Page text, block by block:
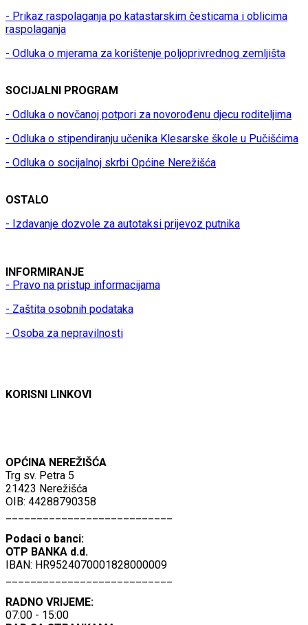
- Prikaz raspolaganja po katastarskim česticama i oblicima
raspolaganja
- Odluka o mjerama za korištenje poljoprivrednog zemljišta
SOCIJALNI PROGRAM
- Odluka o novčanoj potpori za novorođenu djecu roditeljima
- Odluka o stipendiranju učenika Klesarske škole u Pučišćima
- Odluka o socijalnoj skrbi Općine Nerežišća
OSTALO
- Izdavanje dozvole za autotaksi prijevoz putnika
INFORMIRANJE
- Pravo na pristup informacijama
- Zaštita osobnih podataka
- Osoba za nepravilnosti
KORISNI LINKOVI
OPĆINA NEREŽIŠĆA
Trg sv. Petra 5
21423 Nerežišća
OIB: 44288790358
Podaci o banci:
OTP BANKA d.d.
IBAN: HR9524070001828000009
RADNO VRIJEME:
07:00 - 15:00